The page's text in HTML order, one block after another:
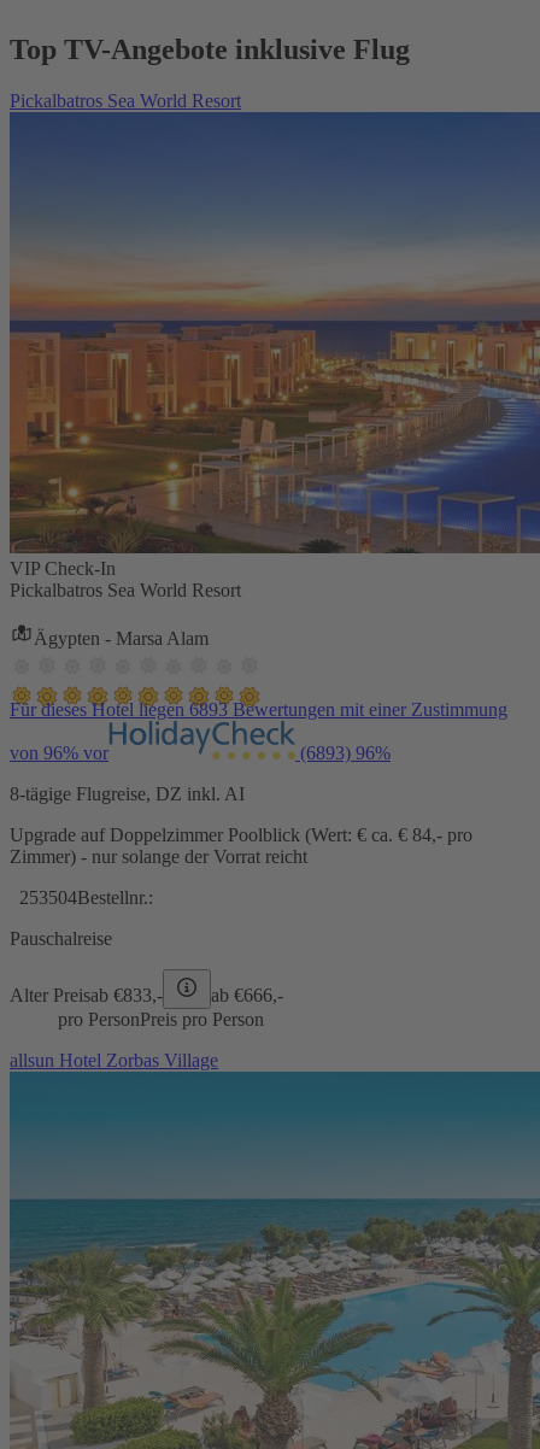
Top TV-Angebote inklusive Flug
Pickalbatros Sea World Resort
VIP Check-In
Pickalbatros Sea World Resort
Ägypten - Marsa Alam
Für dieses Hotel liegen 6893 Bewertungen mit einer Zustimmung
von 96% vor (6893) 96%
8-tägige Flugreise, DZ inkl. AI
Upgrade auf Doppelzimmer Poolblick (Wert: € ca. € 84,- pro
Zimmer) - nur solange der Vorrat reicht
253504Bestellnr.:
Pauschalreise
Alter Preisab €833,- ab €666,-
pro PersonPreis pro Person
allsun Hotel Zorbas Village